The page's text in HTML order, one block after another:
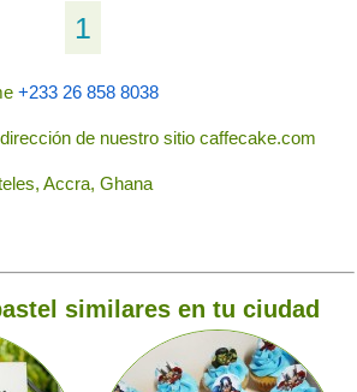
1
+233 26 858 8038
de nuestro sitio caffecake.com
Accra, Ghana
similares en tu ciudad